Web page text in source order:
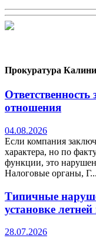
Прокуратура
отношения
04.08.2026
Если компания
характера, но по
функции, это
Налоговые органы, Г...
Типичные
установке
28.07.2026